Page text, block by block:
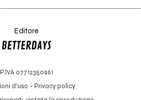
Editore
P.IVA 07712350961
d'uso - Privacy policy